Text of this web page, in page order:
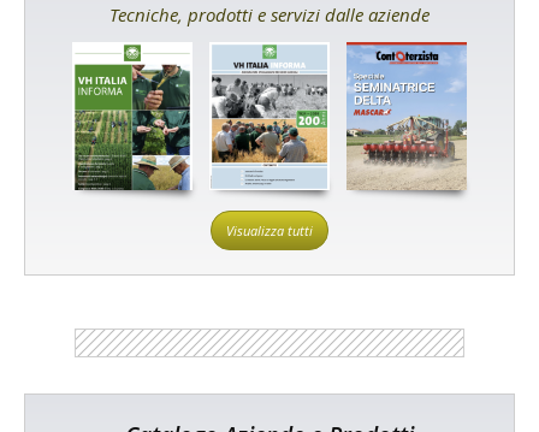
Tecniche, prodotti e servizi dalle aziende
Visualizza tutti